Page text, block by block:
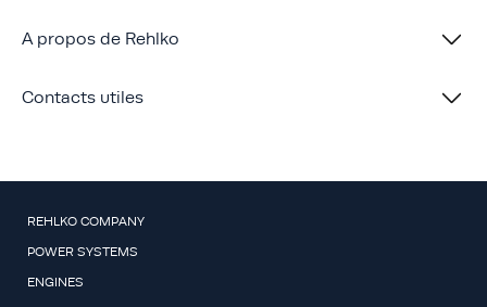
A propos de Rehlko
Contacts utiles
REHLKO COMPANY
POWER SYSTEMS
ENGINES